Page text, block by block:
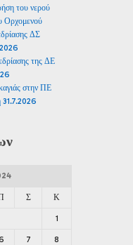
του νερού
Ορχομενού
ΔΣ
της ΔΕ
στην ΠΕ
31.7.2026
Σ Κ
1
7 8